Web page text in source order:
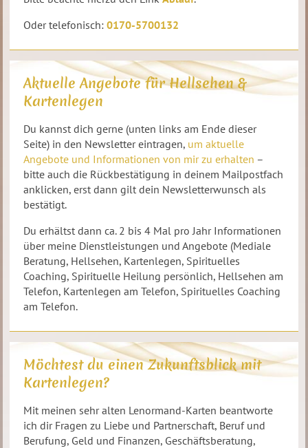
Oder telefonisch:0170-5700132
Aktuelle Angebote für Hellsehen &
Kartenlegen
Du kannst dich gerne (unten links am Ende dieser
Seite) in den Newsletter eintragen, um aktuelle
Angebote und Informationen von mir zu erhalten –
bitte auch die Rückbestätigung in deinem Mailpostfach
anklicken, erst dann gilt dein Newsletterwunsch als
bestätigt.
Du erhältst dann ca. 2 bis 4 Mal pro Jahr Informationen
über meine Dienstleistungen und Angebote (Mediale
Beratung, Hellsehen, Kartenlegen, Spirituelles
Coaching, Spirituelle Heilung persönlich, Hellsehen am
Telefon, Kartenlegen am Telefon, Spirituelles Coaching
am Telefon.
Möchtest du einen Zukunftsblick mit
Kartenlegen?
Mit meinen sehr alten Lenormand-Karten beantworte
ich dir Fragen zu Liebe und Partnerschaft, Beruf und
Berufung, Geld und Finanzen, Geschäftsberatung,